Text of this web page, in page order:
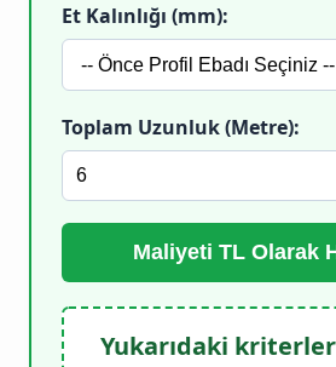
Et Kalınlığı (mm):
Toplam Uzunluk (Metre):
Maliyeti TL Olarak
Yukarıdaki